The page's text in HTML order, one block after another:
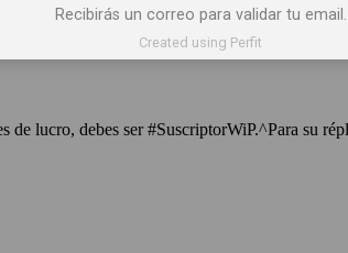
lucro, debes ser #SuscriptorWiP.^Para su
Recibirás un correo para validar tu email.
Created using Perfit